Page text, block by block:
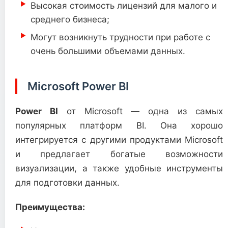
Высокая стоимость лицензий для малого и
среднего бизнеса;
Могут возникнуть трудности при работе с
очень большими объемами данных.
Microsoft Power BI
Power BI от Microsoft — одна из самых
популярных платформ BI. Она хорошо
интегрируется с другими продуктами Microsoft
и предлагает богатые возможности
визуализации, а также удобные инструменты
для подготовки данных.
Преимущества: